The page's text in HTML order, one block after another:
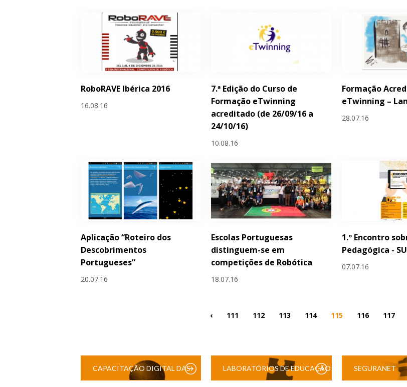
RoboRAVE Ibérica 2016
16.08.16
7.ª Edição do Curso de
Formação eTwinning
acreditado (de 26/09/16 a
24/10/16)
10.08.16
Formação
eTwinning –
28.07.16
Aplicação “Roteiro dos
Descobrimentos
Portugueses”
20.07.16
Escolas Portuguesas
distinguem-se em
competições de Robótica
18.07.16
1.º Encontro
Pedagógica -
07.07.16
‹ 111 112 113 114 115 116 117
CAPACITAÇÃO DIGITAL DAS LABORATÓRIOS DE EDUCAÇÃO SEGURANET